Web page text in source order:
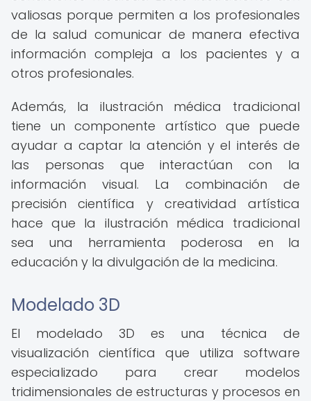
valiosas porque permiten a los profesionales
de la salud comunicar de manera efectiva
información compleja a los pacientes y a
otros profesionales.
Además, la ilustración médica tradicional
tiene un componente artístico que puede
ayudar a captar la atención y el interés de
las personas que interactúan con la
información visual. La combinación de
precisión científica y creatividad artística
hace que la ilustración médica tradicional
sea una herramienta poderosa en la
educación y la divulgación de la medicina.
Modelado 3D
El modelado 3D es una técnica de
visualización científica que utiliza software
especializado para crear modelos
tridimensionales de estructuras y procesos en